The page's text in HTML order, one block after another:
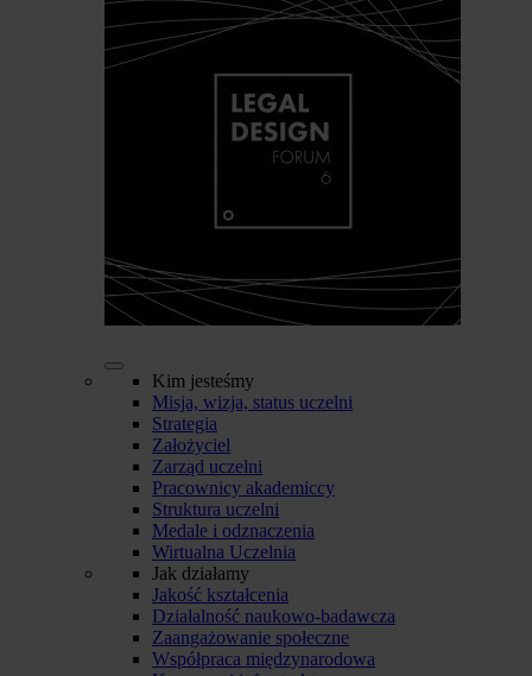
Kim jesteśmy
Misja, wizja, status uczelni
Strategia
Założyciel
Zarząd uczelni
Pracownicy akademiccy
Struktura uczelni
Medale i odznaczenia
Wirtualna Uczelnia
Jak działamy
Jakość kształcenia
Działalność naukowo-badawcza
Zaangażowanie społeczne
Współpraca międzynarodowa